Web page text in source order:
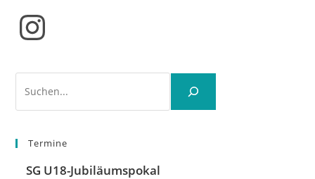
Instagram
Termine
SG U18-Jubiläumspokal